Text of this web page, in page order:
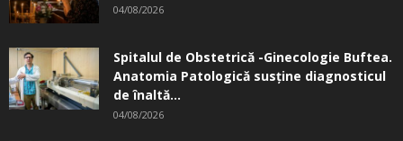
04/08/2026
Spitalul de Obstetrică -Ginecologie Buftea.
Anatomia Patologică susţine diagnosticul
de înaltă...
04/08/2026